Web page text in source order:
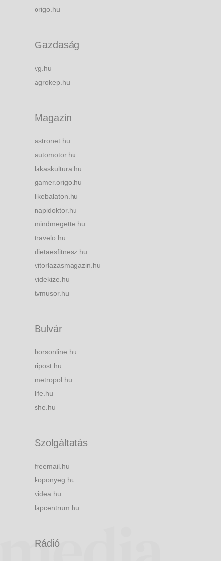
origo.hu
Gazdaság
vg.hu
agrokep.hu
Magazin
astronet.hu
automotor.hu
lakaskultura.hu
gamer.origo.hu
likebalaton.hu
napidoktor.hu
mindmegette.hu
travelo.hu
dietaesfitnesz.hu
vitorlazasmagazin.hu
videkize.hu
tvmusor.hu
Bulvár
borsonline.hu
ripost.hu
metropol.hu
life.hu
she.hu
Szolgáltatás
freemail.hu
koponyeg.hu
videa.hu
lapcentrum.hu
Rádió